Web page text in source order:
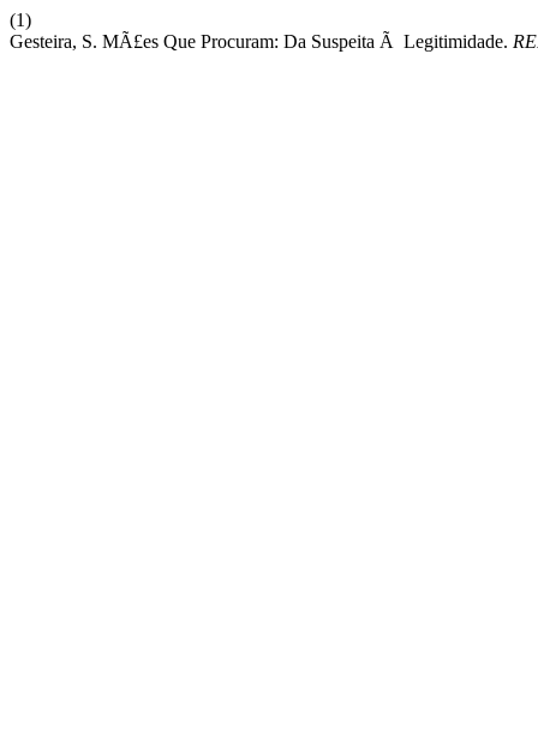
(1)
Gesteira, S. MÃ£es Que Procuram: Da Suspeita Ã Legitimidade.